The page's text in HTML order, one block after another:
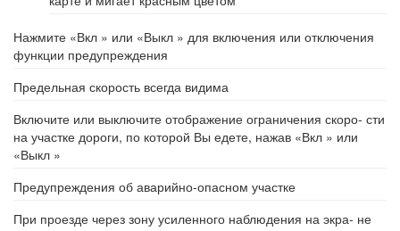
Нажмите «Вкл » или «Выкл » для включения или отключения
функции предупреждения
Предельная скорость всегда видима
Включите или выключите отображение ограничения скоро- сти
на участке дороги, по которой Вы едете, нажав «Вкл » или
«Выкл »
Предупреждения об аварийно-опасном участке
При проезде через зону усиленного наблюдения на экра- не